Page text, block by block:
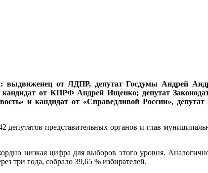
выдвиженец от ЛДПР, депутат Госдумы Андрей
от КПРФ Андрей Ищенко; депутат
и кандидат от «Справедливой России»,
представительных органов и глав
низкая цифра для выборов этого уровня.
три года, собрало 39,65 % избирателей.